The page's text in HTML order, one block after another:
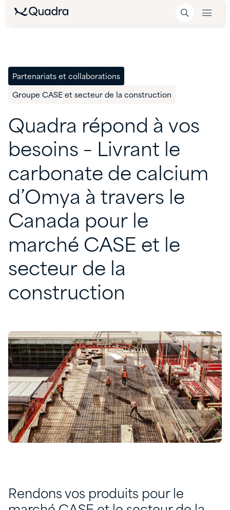
Partenariats et collaborations
Groupe CASE et secteur de la construction
Quadra répond à vos
besoins – Livrant le
carbonate de calcium
d’Omya à travers le
Canada pour le
marché CASE et le
secteur de la
construction
Rendons vos produits pour le